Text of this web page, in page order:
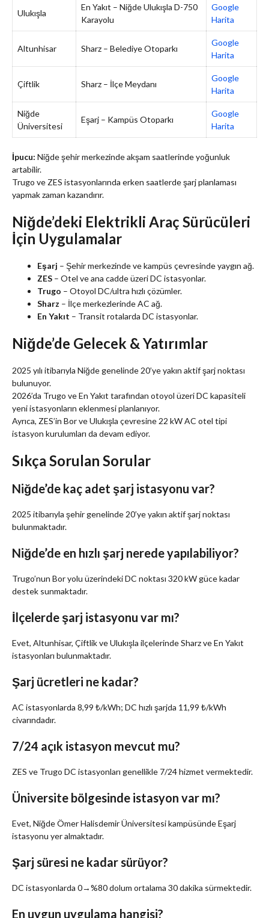
Ulukışla
En Yakıt – Niğde Ulukışla D-750
Karayolu
Google
Harita
Altunhisar Sharz – Belediye Otoparkı
Google
Harita
Çiftlik Sharz – İlçe Meydanı
Google
Harita
Niğde
Üniversitesi
Eşarj – Kampüs Otoparkı
Google
Harita
İpucu: Niğde şehir merkezinde akşam saatlerinde yoğunluk
artabilir.
Trugo ve ZES istasyonlarında erken saatlerde şarj planlaması
yapmak zaman kazandırır.
Niğde’deki Elektrikli Araç Sürücüleri
İçin Uygulamalar
Eşarj – Şehir merkezinde ve kampüs çevresinde yaygın ağ.
ZES – Otel ve ana cadde üzeri DC istasyonlar.
Trugo – Otoyol DC/ultra hızlı çözümler.
Sharz – İlçe merkezlerinde AC ağ.
En Yakıt – Transit rotalarda DC istasyonlar.
Niğde’de Gelecek & Yatırımlar
2025 yılı itibarıyla Niğde genelinde 20’ye yakın aktif şarj noktası
bulunuyor.
2026’da Trugo ve En Yakıt tarafından otoyol üzeri DC kapasiteli
yeni istasyonların eklenmesi planlanıyor.
Ayrıca, ZES’in Bor ve Ulukışla çevresine 22 kW AC otel tipi
istasyon kurulumları da devam ediyor.
Sıkça Sorulan Sorular
Niğde’de kaç adet şarj istasyonu var?
2025 itibarıyla şehir genelinde 20’ye yakın aktif şarj noktası
bulunmaktadır.
Niğde’de en hızlı şarj nerede yapılabiliyor?
Trugo’nun Bor yolu üzerindeki DC noktası 320 kW güce kadar
destek sunmaktadır.
İlçelerde şarj istasyonu var mı?
Evet, Altunhisar, Çiftlik ve Ulukışla ilçelerinde Sharz ve En Yakıt
istasyonları bulunmaktadır.
Şarj ücretleri ne kadar?
AC istasyonlarda 8,99 ₺/kWh; DC hızlı şarjda 11,99 ₺/kWh
civarındadır.
7/24 açık istasyon mevcut mu?
ZES ve Trugo DC istasyonları genellikle 7/24 hizmet vermektedir.
Üniversite bölgesinde istasyon var mı?
Evet, Niğde Ömer Halisdemir Üniversitesi kampüsünde Eşarj
istasyonu yer almaktadır.
Şarj süresi ne kadar sürüyor?
DC istasyonlarda 0→%80 dolum ortalama 30 dakika sürmektedir.
En uygun uygulama hangisi?